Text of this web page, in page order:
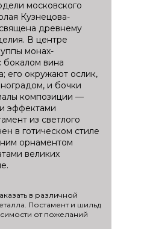
московского
Кузнецова-
древнему
В центре
монах-
бокалом вина
его окружают ослик,
и бочки
композиции —
эффектами
из светлого
в готическом стиле
орнаментом
великих
в различной
Постамент и шильд
от пожеланий